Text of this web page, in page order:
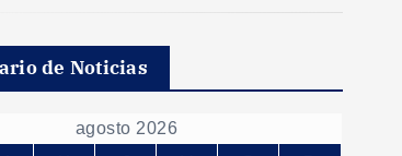
de Noticias
agosto 2026